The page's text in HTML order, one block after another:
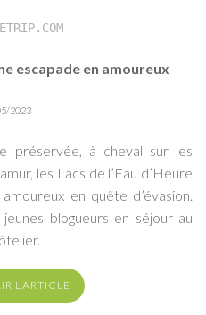
escapade en amoureux
2023
préservée, à cheval sur les
les Lacs de l’Eau d’Heure
en quête d’évasion.
blogueurs en séjour au
L'ARTICLE